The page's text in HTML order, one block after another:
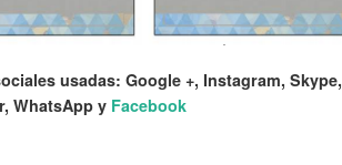
usadas: Google +, Instagram, Skype,
WhatsApp y Facebook